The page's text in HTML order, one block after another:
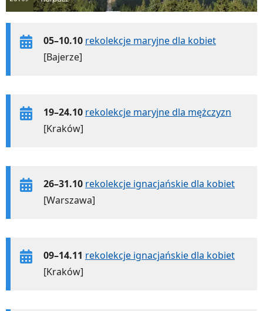
05–10.10 rekolekcje maryjne dla kobiet
[Bajerze]
19–24.10 rekolekcje maryjne dla mężczyzn
[Kraków]
26–31.10 rekolekcje ignacjańskie dla kobiet
[Warszawa]
09–14.11 rekolekcje ignacjańskie dla kobiet
[Kraków]